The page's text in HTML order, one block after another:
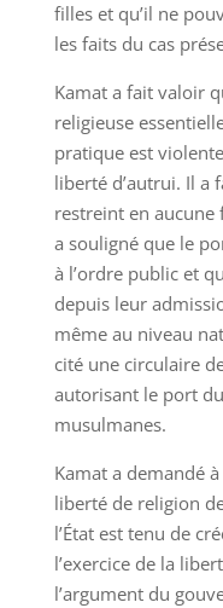
filles et qu’il ne
les faits du cas
Kamat a fait valoir
religieuse
pratique est
liberté d’autrui. Il a
restreint en aucune
a souligné que le
à l’ordre public et
depuis leur
même au niveau
cité une circulaire
autorisant le port
musulmanes.
Kamat a demandé
liberté de religion
l’État est tenu de
l’exercice de la
l’argument du